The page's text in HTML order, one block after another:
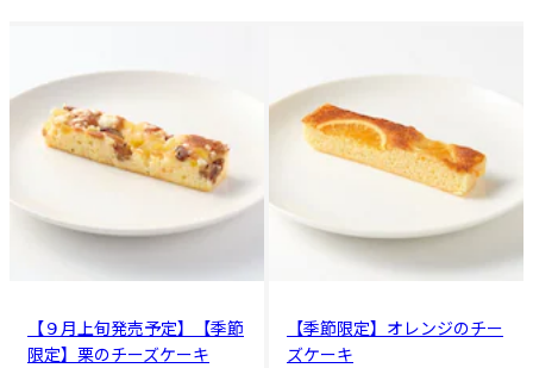
【９月上旬発売予定】【季節
限定】栗のチーズケーキ
【季節限定】オレンジのチー
ズケーキ